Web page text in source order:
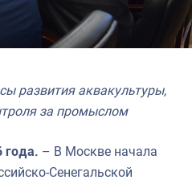
развития аквакультуры,
за промыслом
года. – В Москве начала
Сенегальской